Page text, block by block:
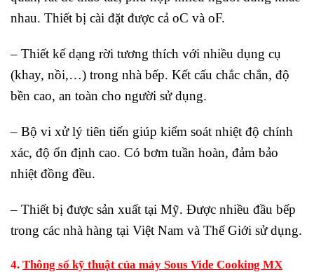
nhau. Thiết bị cài đặt được cả oC và oF.
– Thiết kế dạng rời tương thích với nhiều dụng cụ
(khay, nồi,…) trong nhà bếp. Kết cấu chắc chắn, độ
bền cao, an toàn cho người sử dụng.
– Bộ vi xử lý tiên tiến giúp kiểm soát nhiệt độ chính
xác, độ ổn định cao. Có bơm tuần hoàn, đảm bảo
nhiệt đồng đều.
– Thiết bị được sản xuất tại Mỹ. Được nhiều đầu bếp
trong các nhà hàng tại Việt Nam và Thế Giới sử dụng.
4. Thông số kỹ thuật của máy Sous Vide Cooking MX